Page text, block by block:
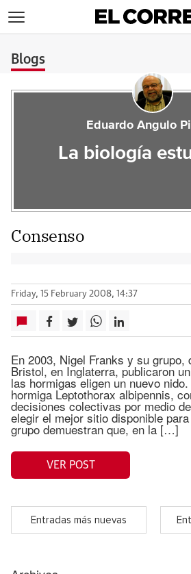
Blogs
Eduardo Angulo
La biología
Consenso
Friday, 15 February 2008, 14:37
En 2003, Nigel Franks y su grupo,
Bristol, en Inglaterra, publicaron
las hormigas eligen un nuevo
hormiga Leptothorax albipennis,
decisiones colectivas por medio
elegir el mejor sitio disponible
grupo demuestran que, en la […]
VER POST
Entradas más nuevas